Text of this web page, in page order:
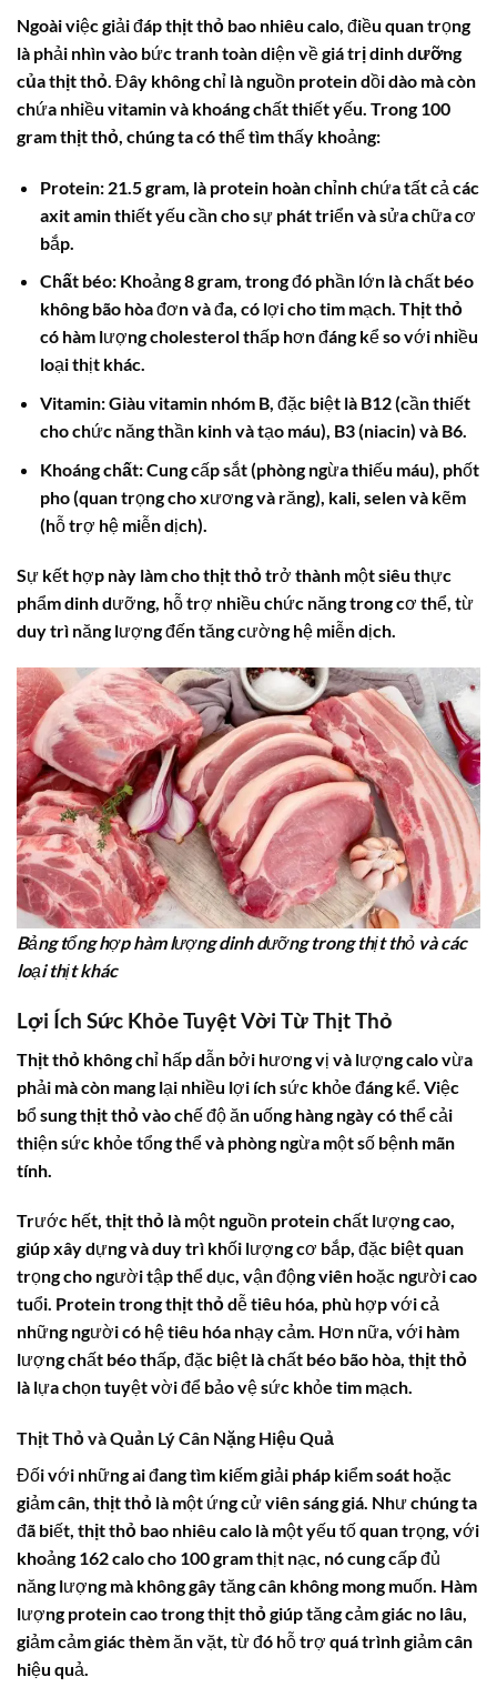
Ngoài việc giải đápthịt thỏ bao nhiêu calo, điều quan trọng
là phải nhìn vào bức tranh toàn diện vềgiá trị dinh dưỡng
của thịt thỏ. Đây không chỉ là nguồn protein dồi dào mà còn
chứa nhiều vitamin và khoáng chất thiết yếu. Trong 100
gramthịt thỏ, chúng ta có thể tìm thấy khoảng:
Protein:21.5 gram, là protein hoàn chỉnh chứa tất cả các
axit amin thiết yếu cần cho sự phát triển và sửa chữa cơ
bắp.
Chất béo:Khoảng 8 gram, trong đó phần lớn là chất béo
không bão hòa đơn và đa, có lợi cho tim mạch. Thịt thỏ
có hàm lượng cholesterol thấp hơn đáng kể so với nhiều
loại thịt khác.
Vitamin:Giàu vitamin nhóm B, đặc biệt là B12 (cần thiết
cho chức năng thần kinh và tạo máu), B3 (niacin) và B6.
Khoáng chất:Cung cấp sắt (phòng ngừa thiếu máu), phốt
pho (quan trọng cho xương và răng), kali, selen và kẽm
(hỗ trợ hệ miễn dịch).
Sự kết hợp này làm chothịt thỏtrở thành một siêu thực
phẩm dinh dưỡng, hỗ trợ nhiều chức năng trong cơ thể, từ
duy trì năng lượng đến tăng cường hệ miễn dịch.
Bảng tổng hợp hàm lượng dinh dưỡng trong thịt thỏ và các
loại thịt khác
Lợi Ích Sức Khỏe Tuyệt Vời Từ Thịt Thỏ
Thịt thỏ không chỉ hấp dẫn bởi hương vị và lượngcalovừa
phải mà còn mang lại nhiều lợi ích sức khỏe đáng kể. Việc
bổ sungthịt thỏvào chế độ ăn uống hàng ngày có thể cải
thiện sức khỏe tổng thể và phòng ngừa một số bệnh mãn
tính.
Trước hết, thịt thỏ là một nguồn protein chất lượng cao,
giúp xây dựng và duy trì khối lượng cơ bắp, đặc biệt quan
trọng cho người tập thể dục, vận động viên hoặc người cao
tuổi. Protein trongthịt thỏdễ tiêu hóa, phù hợp với cả
những người có hệ tiêu hóa nhạy cảm. Hơn nữa, với hàm
lượng chất béo thấp, đặc biệt là chất béo bão hòa, thịt thỏ
là lựa chọn tuyệt vời để bảo vệ sức khỏe tim mạch.
Thịt Thỏ và Quản Lý Cân Nặng Hiệu Quả
Đối với những ai đang tìm kiếm giải pháp kiểm soát hoặc
giảm cân, thịt thỏ là một ứng cử viên sáng giá. Như chúng ta
đã biết, thịt thỏ bao nhiêu calo là một yếu tố quan trọng, với
khoảng 162 calo cho 100 gram thịt nạc, nó cung cấp đủ
năng lượng mà không gây tăng cân không mong muốn. Hàm
lượng protein cao trongthịt thỏgiúp tăng cảm giác no lâu,
giảm cảm giác thèm ăn vặt, từ đó hỗ trợ quá trình giảm cân
hiệu quả.